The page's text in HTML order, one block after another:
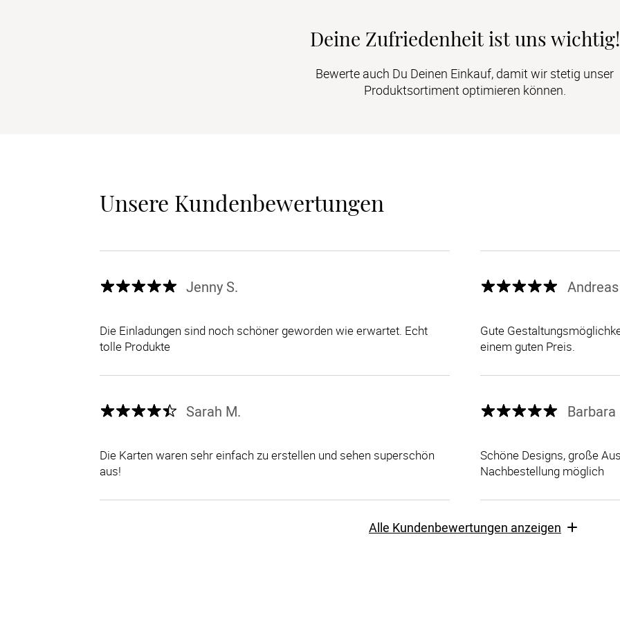
Deine Zufriedenheit ist uns wichtig!
Bewerte auch Du Deinen Einkauf, damit wir stetig unser
Produktsortiment optimieren können.
Unsere Kundenbewertungen
Jenny S.
Die Einladungen sind noch schöner geworden wie erwartet. Echt
tolle Produkte
Gute
einem guten Preis.
Sarah M.
Die Karten waren sehr einfach zu erstellen und sehen superschön
aus!
Barbara
Schöne Designs, große
Nachbestellung möglich
Alle Kundenbewertungen anzeigen